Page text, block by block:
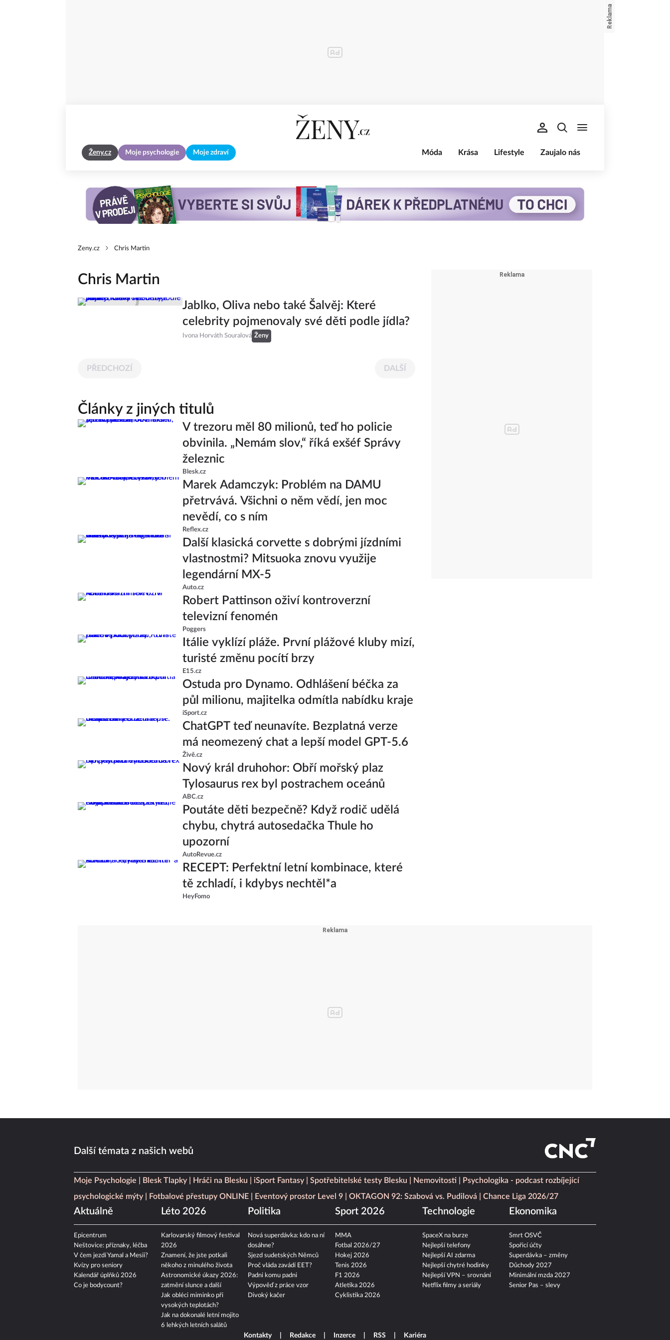
Ženy.cz Moje psychologie Moje zdraví Móda Krása Lifestyle Zaujalo nás
Zeny.cz Chris Martin
Chris Martin
Jablko, Oliva nebo také Šalvěj: Které
celebrity pojmenovaly své děti podle jídla?
Ivona Horváth Souralová Ženy
PŘEDCHOZÍ DALŠÍ
Články z jiných titulů
V trezoru měl 80 milionů, teď ho policie
obvinila. „Nemám slov,“ říká exšéf Správy
železnic
Blesk.cz
Marek Adamczyk: Problém na DAMU
přetrvává. Všichni o něm vědí, jen moc
nevědí, co s ním
Reflex.cz
Další klasická corvette s dobrými jízdními
vlastnostmi? Mitsuoka znovu využije
legendární MX-5
Auto.cz
Robert Pattinson oživí kontroverzní
televizní fenomén
Poggers
Itálie vyklízí pláže. První plážové kluby mizí,
turisté změnu pocítí brzy
E15.cz
Ostuda pro Dynamo. Odhlášení béčka za
půl milionu, majitelka odmítla nabídku kraje
iSport.cz
ChatGPT teď neunavíte. Bezplatná verze
má neomezený chat a lepší model GPT-5.6
Živě.cz
Nový král druhohor: Obří mořský plaz
Tylosaurus rex byl postrachem oceánů
ABC.cz
Poutáte děti bezpečně? Když rodič udělá
chybu, chytrá autosedačka Thule ho
upozorní
AutoRevue.cz
RECEPT: Perfektní letní kombinace, které
tě zchladí, i kdybys nechtěl*a
HeyFomo
Další témata z našich webů
Moje Psychologie Blesk Tlapky Hráči na Blesku iSport Fantasy Spotřebitelské testy Blesku Nemovitosti
Psychologika - podcast rozbíjející
psychologické mýty
Fotbalové přestupy ONLINE Eventový prostor Level 9 OKTAGON 92: Szabová vs. Pudilová Chance Liga 2026/27
Aktuálně
Epicentrum
Neštovice: příznaky, léčba
V čem jezdí Yamal a Mesii?
Kvízy pro seniory
Kalendář úplňků 2026
Co je bodycount?
Léto 2026
Karlovarský filmový festival
2026
Znamení, že jste potkali
někoho z minulého života
Astronomické úkazy 2026:
zatmění slunce a další
Jak obléci miminko při
vysokých teplotách?
Jak na dokonalé letní mojito
6 lehkých letních salátů
Politika
Nová superdávka: kdo na ní
dosáhne?
Sjezd sudetských Němců
Proč vláda zavádí EET?
Padni komu padni
Výpověď z práce vzor
Divoký kačer
Sport 2026
MMA
Fotbal 2026/27
Hokej 2026
Tenis 2026
F1 2026
Atletika 2026
Cyklistika 2026
Technologie
SpaceX na burze
Nejlepší telefony
Nejlepší AI zdarma
Nejlepší chytré hodinky
Nejlepší VPN – srovnání
Netflix filmy a seriály
Ekonomika
Smrt OSVČ
Spořicí účty
Superdávka – změny
Důchody 2027
Minimální mzda 2027
Senior Pas – slevy
Kontakty Redakce Inzerce RSS Kariéra